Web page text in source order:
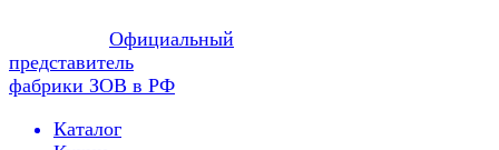
Официальный
представитель
фабрики ЗОВ в РФ
Каталог